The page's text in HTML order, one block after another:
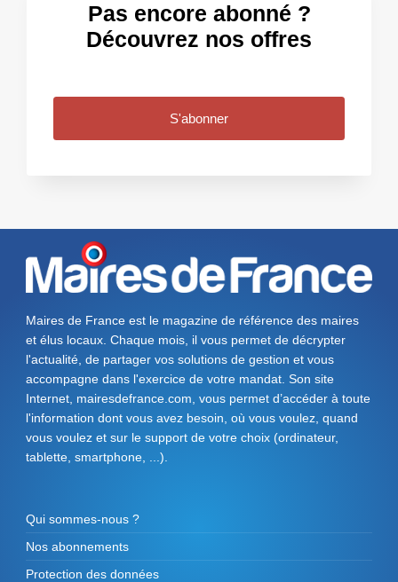
Pas encore abonné ?
Découvrez nos offres
S'abonner
Maires de France est le magazine de référence des maires
et élus locaux. Chaque mois, il vous permet de décrypter
l'actualité, de partager vos solutions de gestion et vous
accompagne dans l'exercice de votre mandat. Son site
Internet, mairesdefrance.com, vous permet d’accéder à toute
l'information dont vous avez besoin, où vous voulez, quand
vous voulez et sur le support de votre choix (ordinateur,
tablette, smartphone, ...).
Qui sommes-nous ?
Nos abonnements
Protection des données